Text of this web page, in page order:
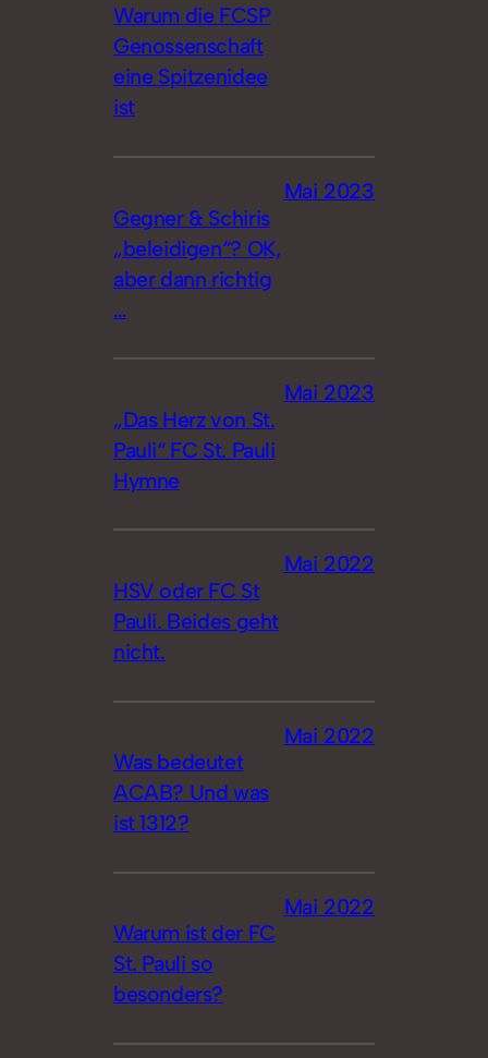
Warum die FCSP
Genossenschaft
eine Spitzenidee
ist
Gegner & Schiris
„beleidigen“? OK,
aber dann richtig
…
Mai 2023
„Das Herz von St.
Pauli“ FC St. Pauli
Hymne
Mai 2023
HSV oder FC St
Pauli. Beides geht
nicht.
Mai 2022
Was bedeutet
ACAB? Und was
ist 1312?
Mai 2022
Warum ist der FC
St. Pauli so
besonders?
Mai 2022